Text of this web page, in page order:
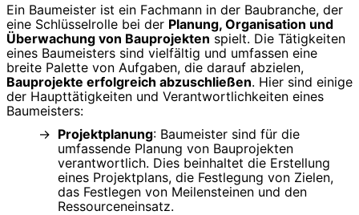
Ein Baumeister ist ein Fachmann in der Baubranche, der
eine Schlüsselrolle bei der Planung, Organisation und
Überwachung von Bauprojekten spielt. Die Tätigkeiten
eines Baumeisters sind vielfältig und umfassen eine
breite Palette von Aufgaben, die darauf abzielen,
Bauprojekte erfolgreich abzuschließen. Hier sind einige
der Haupttätigkeiten und Verantwortlichkeiten eines
Baumeisters:
Projektplanung: Baumeister sind für die
umfassende Planung von Bauprojekten
verantwortlich. Dies beinhaltet die Erstellung
eines Projektplans, die Festlegung von Zielen,
das Festlegen von Meilensteinen und den
Ressourceneinsatz.